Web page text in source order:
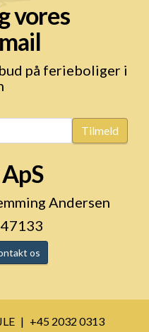
vores
på ferieboliger i
Tilmeld
Andersen
os
+45 2032 0313